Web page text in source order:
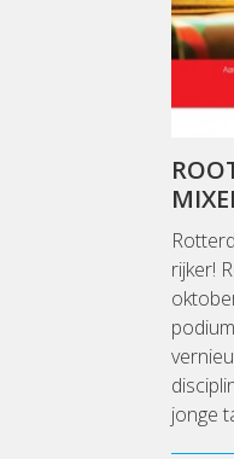
rijker!
jonge